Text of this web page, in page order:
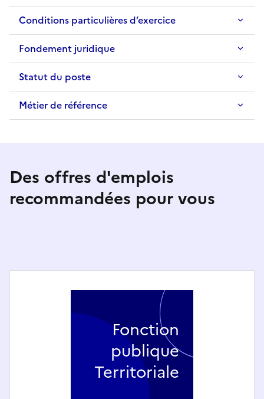
Conditions particulières d’exercice
Fondement juridique
Statut du poste
Métier de référence
Des offres d'emplois
recommandées pour vous
Fonction
publique
Territoriale